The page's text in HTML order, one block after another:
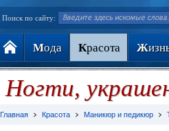
Поиск по сайту:
Мода Красота Ж
Ногти,
Главная Красота Маникюр и педикюр